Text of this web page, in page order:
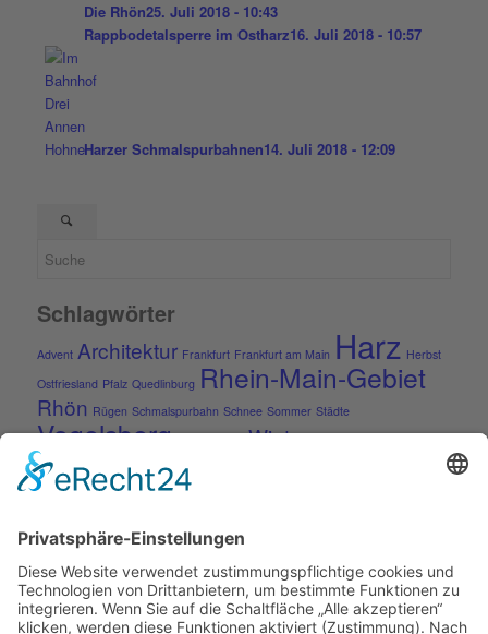
Die Rhön25. Juli 2018 - 10:43
Rappbodetalsperre im Ostharz16. Juli 2018 - 10:57
Harzer Schmalspurbahnen14. Juli 2018 - 12:09
Schlagwörter
Advent Architektur Frankfurt Frankfurt am Main Harz Herbst
Ostfriesland Pfalz Quedlinburg Rhein-Main-Gebiet
Rhön Rügen Schmalspurbahn Schnee Sommer Städte
Vogelsberg Winter
Kontakt
Kontakt
Datenschutzerklärung
Datenverarbeitung durch soziale Netzwerke